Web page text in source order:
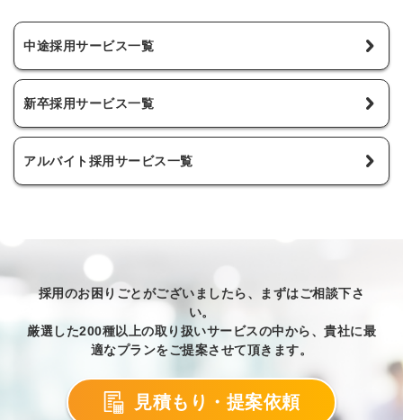
中途採用サービス一覧
新卒採用サービス一覧
アルバイト採用サービス一覧
採用のお困りごとがございましたら、まずはご相談下さ
い。
厳選した200種以上の取り扱いサービスの中から、貴社に最
適なプランをご提案させて頂きます。
見積もり・提案依頼